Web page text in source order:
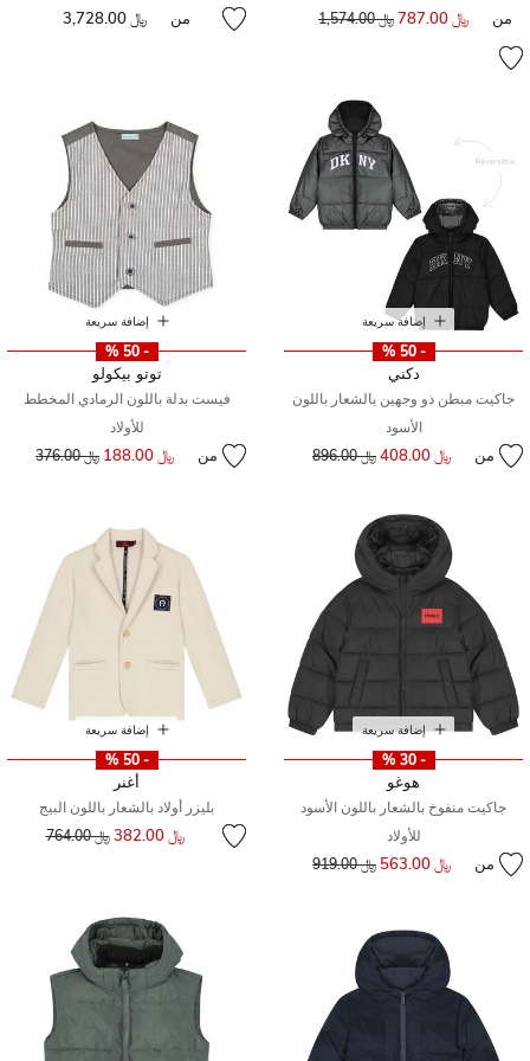
من ﷼ 787.00 سعر مخفض من﷼ 1,574.00 من ﷼ 3,728.00
إضافة سريعة
- 50 %
دكني
جاكيت مبطن ذو وجهين بالشعار باللون
الأسود
من ﷼ 408.00 سعر مخفض من﷼ 896.00
إضافة سريعة
- 50 %
توتو بيكولو
فيست بدلة باللون الرمادي المخطط
للأولاد
من ﷼ 188.00 سعر مخفض من
﷼ 376.00 إلى
إضافة سريعة
- 30 %
هوغو
جاكيت منفوخ بالشعار باللون الأسود
للأولاد
من ﷼ 563.00 سعر مخفض من﷼ 919.00
إضافة سريعة
- 50 %
أغنر
بليزر أولاد بالشعار باللون البيج
﷼ 382.00 سعر مخفض من
﷼ 764.00 إلى